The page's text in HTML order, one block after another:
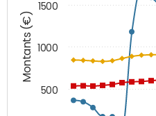
Montants (€)
500
1000
1500